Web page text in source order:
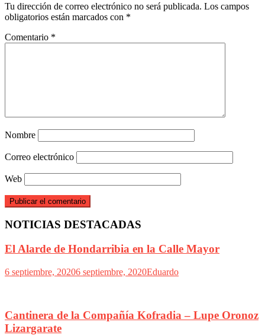
Tu dirección de correo electrónico no será publicada. Los campos
obligatorios están marcados con *
Comentario *
Nombre
Correo electrónico
Web
NOTICIAS DESTACADAS
El Alarde de Hondarribia en la Calle Mayor
6 septiembre, 20206 septiembre, 2020Eduardo
Cantinera de la Compañía Kofradia – Lupe Oronoz
Lizargarate